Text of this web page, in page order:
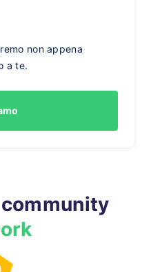
non appena
a te.